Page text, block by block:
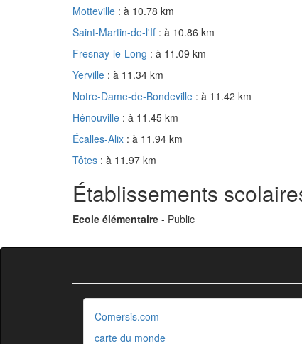
Motteville : à 10.78 km
Saint-Martin-de-l'If : à 10.86 km
Fresnay-le-Long : à 11.09 km
Yerville : à 11.34 km
Notre-Dame-de-Bondeville : à 11.42 km
Hénouville : à 11.45 km
Écalles-Alix : à 11.94 km
Tôtes : à 11.97 km
Établissements
Ecole élémentaire - Public
Comersis.com
carte du monde